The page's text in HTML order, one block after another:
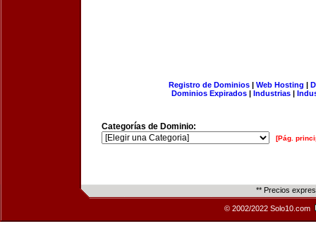
Registro de Dominios| Web Hosting |
Dominios Expirados | Industrias |
Categorías de Dominio:
[Pág.
** Precios
© 2002/2022 Solo10.com